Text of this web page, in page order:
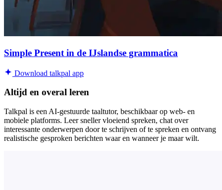
Simple Present in de IJslandse grammatica
Download talkpal app
Altijd en overal leren
Talkpal is een AI-gestuurde taaltutor, beschikbaar op web- en
mobiele platforms. Leer sneller vloeiend spreken, chat over
interessante onderwerpen door te schrijven of te spreken en ontvang
realistische gesproken berichten waar en wanneer je maar wilt.